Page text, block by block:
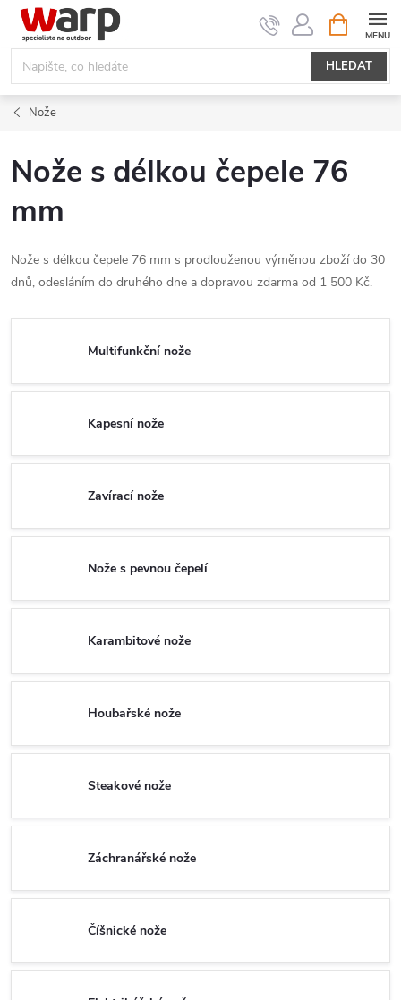
Přejít
obsah
HLEDAT
NÁKUPNÍ
KOŠÍK
Nože
Nože s délkou čepele 76
mm
Nože s délkou čepele 76 mm s prodlouženou výměnou zboží do 30
dnů, odesláním do druhého dne a dopravou zdarma od 1 500 Kč.
Multifunkční nože
Kapesní nože
Zavírací nože
Nože s pevnou čepelí
Karambitové nože
Houbařské nože
Steakové nože
Záchranářské nože
Číšnické nože